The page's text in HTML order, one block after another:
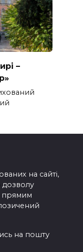
–
на сайті,
дозволу
прямим
на пошту